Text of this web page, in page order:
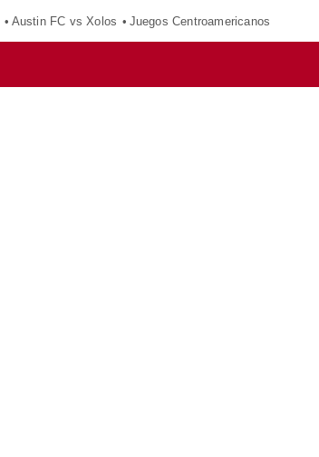
Austin FC vs Xolos Juegos Centroamericanos